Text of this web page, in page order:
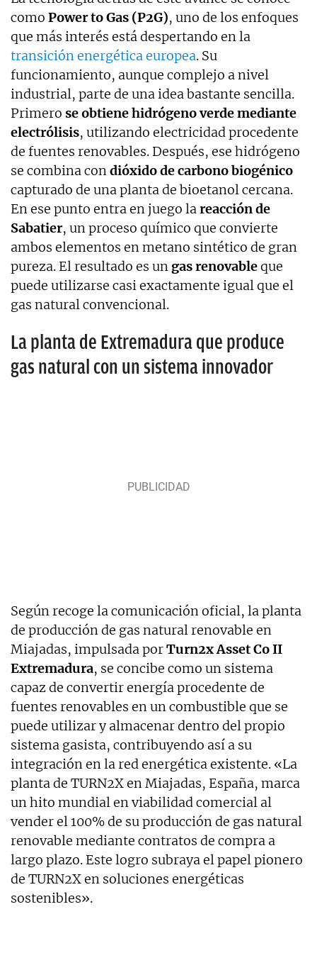
como Power to Gas (P2G), uno de los enfoques
que más interés está despertando en la
transición energética europea. Su
funcionamiento, aunque complejo a nivel
industrial, parte de una idea bastante sencilla.
Primero se obtiene hidrógeno verde mediante
electrólisis, utilizando electricidad procedente
de fuentes renovables. Después, ese hidrógeno
se combina condióxido de carbono biogénico
capturado de una planta de bioetanol cercana.
En ese punto entra en juego lareacción de
Sabatier, un proceso químico que convierte
ambos elementos en metano sintético de gran
pureza. El resultado es un gas renovableque
puede utilizarse casi exactamente igual que el
gas natural convencional.
La planta de Extremadura que produce
gas natural con un sistema innovador
Según recoge la comunicación oficial, la planta
de producción de gas natural renovable en
Miajadas, impulsada porTurn2x Asset Co II
Extremadura, se concibe como un sistema
capaz de convertir energía procedente de
fuentes renovables en un combustible que se
puede utilizar y almacenar dentro del propio
sistema gasista, contribuyendo así a su
integración en la red energética existente. «La
planta de TURN2X en Miajadas, España, marca
un hito mundial en viabilidad comercial al
vender el 100% de su producción de gas natural
renovable mediante contratos de compra a
largo plazo. Este logro subraya el papel pionero
de TURN2X en soluciones energéticas
sostenibles».